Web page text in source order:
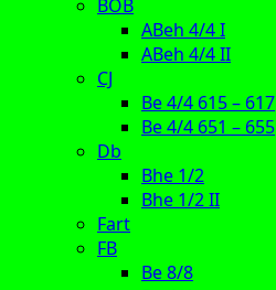
BOB
ABeh 4/4 I
ABeh 4/4 II
CJ
Be 4/4 615 – 617
Be 4/4 651 – 655
Db
Bhe 1/2
Bhe 1/2 II
Fart
FB
Be 8/8